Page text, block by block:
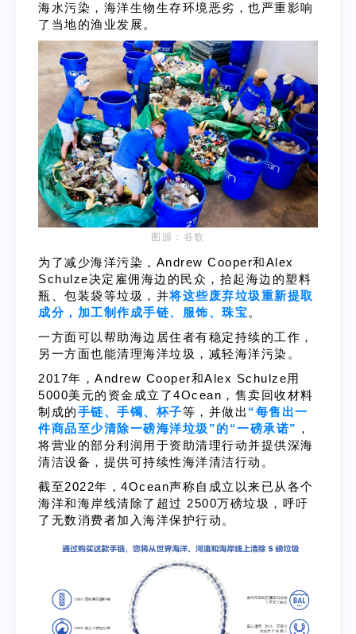
海水污染，海洋生物生存环境恶劣，也严重影响
了当地的渔业发展。
图源：谷歌
为了减少海洋污染，Andrew Cooper和Alex
Schulze决定雇佣海边的民众，拾起海边的塑料
瓶、包装袋等垃圾，并将这些废弃垃圾重新提取
成分，加工制作成手链、服饰、珠宝。
一方面可以帮助海边居住者有稳定持续的工作，
另一方面也能清理海洋垃圾，减轻海洋污染。
2017年，Andrew Cooper和Alex Schulze用
5000美元的资金成立了4Ocean，售卖回收材料
制成的手链、手镯、杯子等，并做出 “每售出一
件商品至少清除一磅海洋垃圾”的“一磅承诺” ，
将营业的部分利润用于资助清理行动并提供深海
清洁设备，提供可持续性海洋清洁行动。
截至2022年，4Ocean声称自成立以来已从各个
海洋和海岸线清除了超过 2500万磅垃圾，呼吁
了无数消费者加入海洋保护行动。